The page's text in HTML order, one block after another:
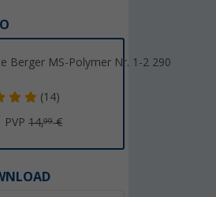
Berger MS-Polymer Nr. 1-2 290
(14)
PVP14,99€